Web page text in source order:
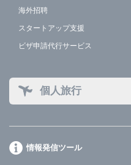
海外招聘
スタートアップ支援
ビザ申請代行サービス
個人旅行
情報発信ツール